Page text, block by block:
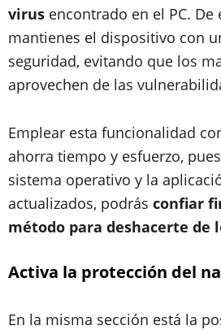
virus encontrado en el PC. De
mantienes el dispositivo con
seguridad, evitando que los
aprovechen de las
Emplear esta funcionalidad
ahorra tiempo y esfuerzo,
sistema operativo y la
actualizados, podrás confiar
método para deshacerte de
Activa la protección del
En la misma sección está la